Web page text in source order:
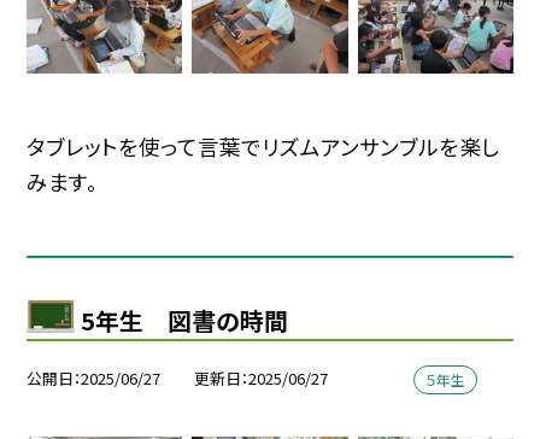
タブレットを使って言葉でリズムアンサンブルを楽し
みます。
5年生 図書の時間
公開日 2025/06/27 更新日 2025/06/27 ５年生